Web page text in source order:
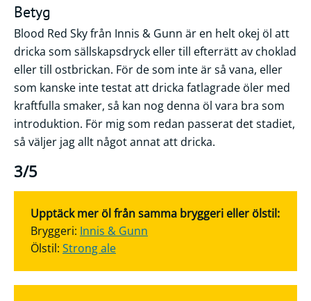
Betyg
Blood Red Sky från Innis & Gunn är en helt okej öl att
dricka som sällskapsdryck eller till efterrätt av choklad
eller till ostbrickan. För de som inte är så vana, eller
som kanske inte testat att dricka fatlagrade öler med
kraftfulla smaker, så kan nog denna öl vara bra som
introduktion. För mig som redan passerat det stadiet,
så väljer jag allt något annat att dricka.
3/5
Upptäck mer öl från samma bryggeri eller ölstil:
Bryggeri: Innis & Gunn
Ölstil: Strong ale